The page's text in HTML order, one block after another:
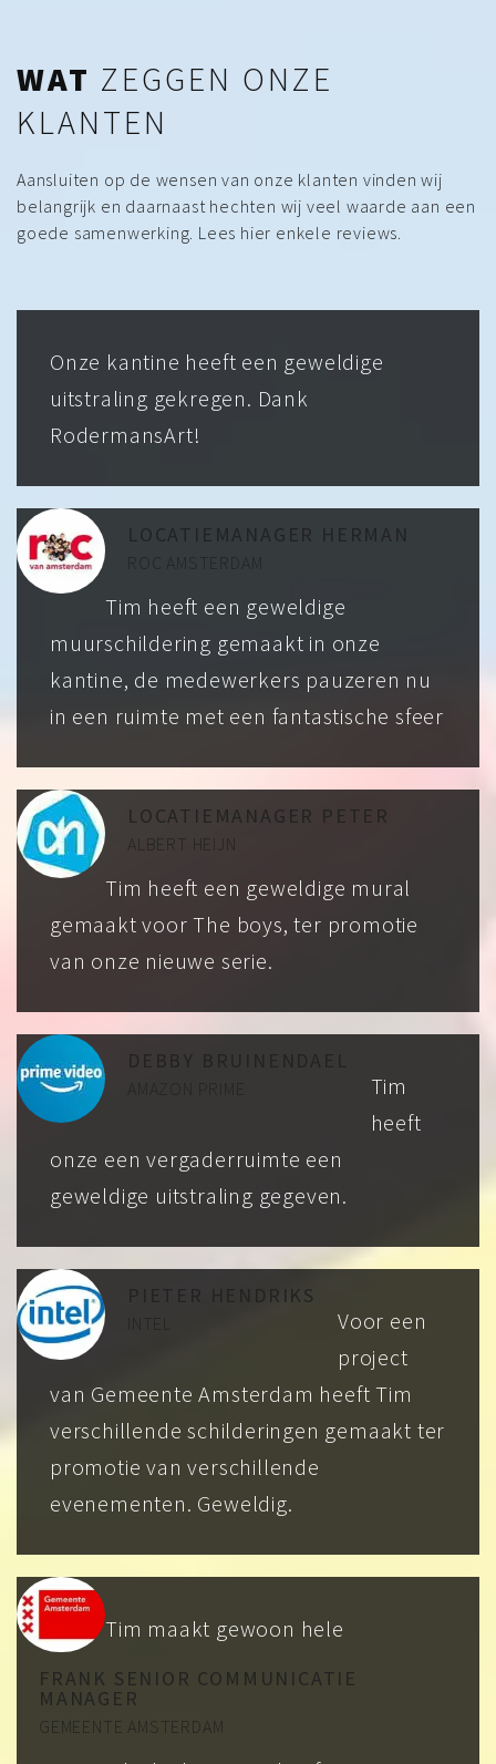
WAT ZEGGEN ONZE
KLANTEN
Aansluiten op de wensen van onze klanten vinden wij
belangrijk en daarnaast hechten wij veel waarde aan een
goede samenwerking. Lees hier enkele reviews.
Onze kantine heeft een geweldige
uitstraling gekregen. Dank
RodermansArt!
LOCATIEMANAGER HERMAN
ROC AMSTERDAM
Tim heeft een geweldige
muurschildering gemaakt in onze
kantine, de medewerkers pauzeren nu
in een ruimte met een fantastische sfeer
LOCATIEMANAGER PETER
ALBERT HEIJN
Tim heeft een geweldige mural
gemaakt voor The boys, ter promotie
van onze nieuwe serie.
DEBBY BRUINENDAEL
Tim
heeft
onze een vergaderruimte een
geweldige uitstraling gegeven.
PIETER HENDRIKS
Voor een
project
van Gemeente Amsterdam heeft Tim
verschillende schilderingen gemaakt ter
promotie van verschillende
evenementen. Geweldig.
FRANK SENIOR COMMUNICATIE
MANAGER
GEMEENTE AMSTERDAM
Tim maakt gewoon hele